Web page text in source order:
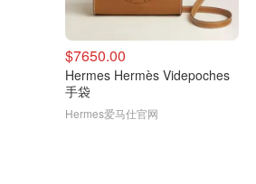
$7650.00
Hermes Hermès Videpoches
手袋
Hermes爱马仕官网